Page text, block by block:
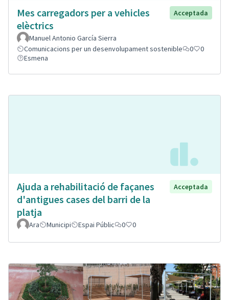
Mes carregadors per a vehicles
elèctrics
Acceptada
Manuel Antonio García Sierra
Comunicacions per un desenvolupament sostenible
0
0
Esmena
Ajuda a rehabilitació de façanes
d'antigues cases del barri de la
platja
Acceptada
Ara Municipi Espai Públic 0 0